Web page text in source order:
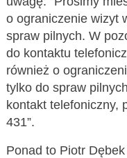
o ograniczenie wizyt
spraw pilnych. W
do kontaktu
również o
tylko do spraw
kontakt telefoniczny,
431”.
Ponad to Piotr